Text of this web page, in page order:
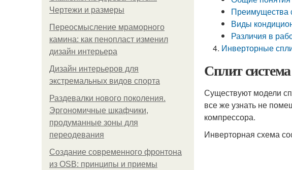
Чертежи и размеры
Переосмысление мраморного
камина: как пенопласт изменил
дизайн интерьера
Дизайн интерьеров для
экстремальных видов спорта
Раздевалки нового поколения.
Эргономичные шкафчики,
продуманные зоны для
переодевания
Создание современного фронтона
из OSB: принципы и приемы
Преимущества
Виды
Различия в
Инверторные
Сплит
Существуют модели
все же узнать не
компрессора.
Инверторная схема